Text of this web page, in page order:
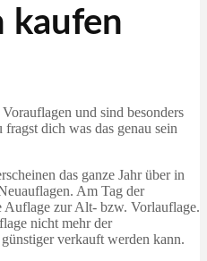
kaufen
und sind besonders
dich was das genau sein
das ganze Jahr über in
Am Tag der
zur Alt- bzw. Vorlauflage.
nicht mehr der
verkauft werden kann.